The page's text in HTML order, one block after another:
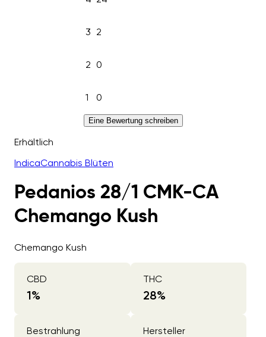
3 2
2 0
1 0
Eine Bewertung schreiben
Erhältlich
IndicaCannabis Blüten
Pedanios 28/1 CMK-CA
Chemango Kush
Chemango Kush
CBD
1%
THC
28%
Bestrahlung Hersteller